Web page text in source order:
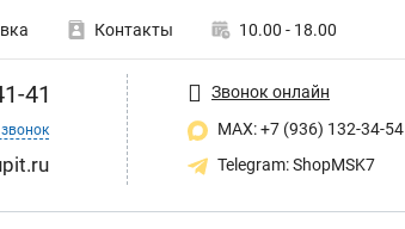
Контакты 10.00 - 18.00
41
Звонок онлайн
MAX: +7 (936) 132-34-54
Telegram: ShopMSK7